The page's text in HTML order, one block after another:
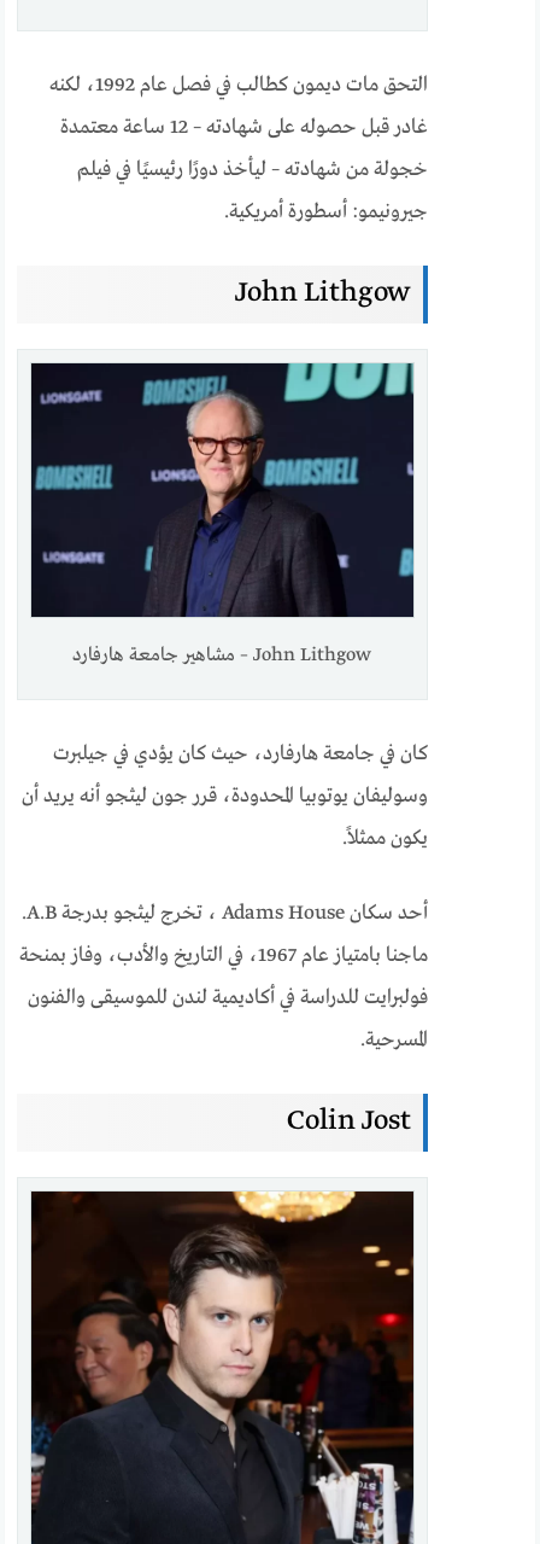
التحق مات ديمون كطالب في فصل عام 1992، لكنه
غادر قبل حصوله على شهادته – 12 ساعة معتمدة
خجولة من شهادته – ليأخذ دورًا رئيسيًا في فيلم
جيرونيمو: أسطورة أمريكية.
John Lithgow
John Lithgow – مشاهير جامعة هارفارد
كان في جامعة هارفارد، حيث كان يؤدي في جيلبرت
وسوليفان يوتوبيا المحدودة، قرر جون ليثجو أنه يريد أن
يكون ممثلاً.
أحد سكان Adams House ، تخرج ليثجو بدرجة A.B.
ماجنا بامتياز عام 1967، في التاريخ والأدب، وفاز بمنحة
فولبرايت للدراسة في أكاديمية لندن للموسيقى والفنون
المسرحية.
Colin Jost